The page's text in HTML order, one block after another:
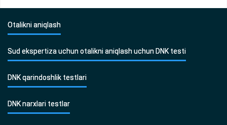
Otalikni aniqlash
Sud ekspertiza uchun otalikni aniqlash uchun DNK testi
DNK qarindoshlik testlari
DNK narxlari testlar